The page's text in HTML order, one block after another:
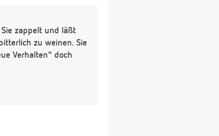
zappelt und läßt
zu weinen. Sie
Verhalten" doch